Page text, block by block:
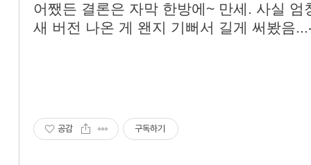
어쨌든 결론은 자막 한방에~ 만세. 사실
새 버전 나온 게 왠지 기뻐서 길게 써봤음
공감 구독하기